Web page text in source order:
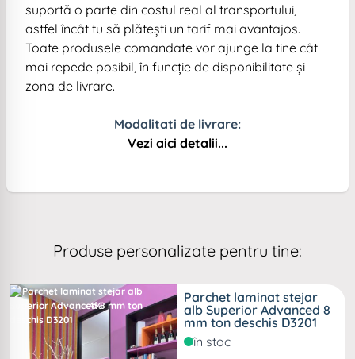
suportă o parte din costul real al transportului,
astfel încât tu să plătești un tarif mai avantajos.
Toate produsele comandate vor ajunge la tine cât
mai repede posibil, în funcție de disponibilitate și
zona de livrare.
Modalitati de livrare:
Vezi aici detalii...
Produse personalizate pentru tine:
-4%
Parchet laminat stejar
alb Superior Advanced 8
mm ton deschis D3201
în stoc